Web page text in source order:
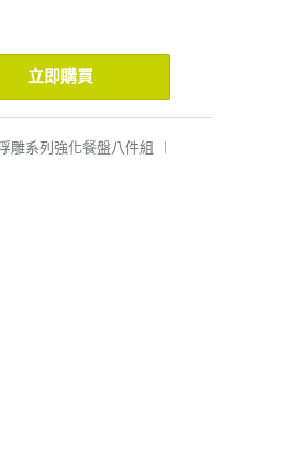
立即購買
雕系列強化餐盤八件組
︱